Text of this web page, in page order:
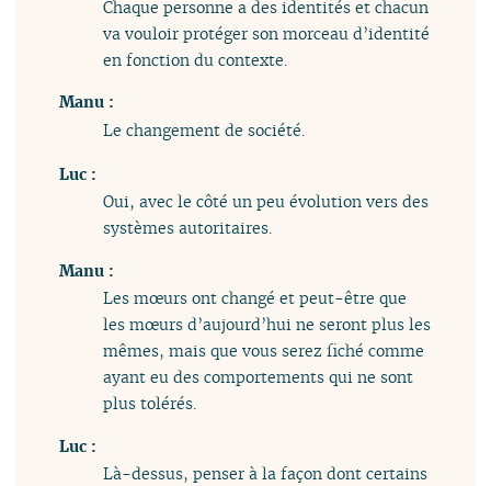
Chaque personne a des identités et chacun
va vouloir protéger son morceau d’identité
en fonction du contexte.
Manu :
Le changement de société.
Luc :
Oui, avec le côté un peu évolution vers des
systèmes autoritaires.
Manu :
Les mœurs ont changé et peut-être que
les mœurs d’aujourd’hui ne seront plus les
mêmes, mais que vous serez fiché comme
ayant eu des comportements qui ne sont
plus tolérés.
Luc :
Là-dessus, penser à la façon dont certains